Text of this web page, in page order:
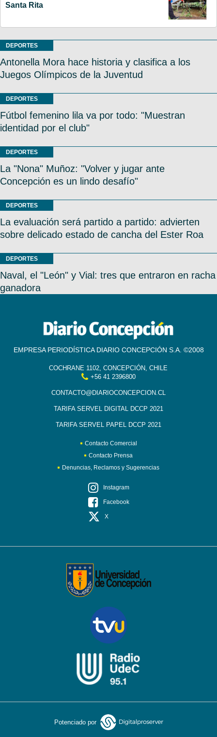
Santa Rita
DEPORTES
Antonella Mora hace historia y clasifica a los
Juegos Olímpicos de la Juventud
DEPORTES
Fútbol femenino lila va por todo: "Muestran
identidad por el club"
DEPORTES
La "Nona" Muñoz: "Volver y jugar ante
Concepción es un lindo desafío"
DEPORTES
La evaluación será partido a partido: advierten
sobre delicado estado de cancha del Ester Roa
DEPORTES
Naval, el "León" y Vial: tres que entraron en racha
ganadora
EMPRESA PERIODÍSTICA DIARIO CONCEPCIÓN S.A. ©2008
COCHRANE 1102, CONCEPCIÓN, CHILE
+56 41 2396800
CONTACTO@DIARIOCONCEPCION.CL
TARIFA SERVEL DIGITAL DCCP 2021
TARIFA SERVEL PAPEL DCCP 2021
Contacto Comercial
Contacto Prensa
Denuncias, Reclamos y Sugerencias
Instagram
Facebook
X
Potenciado por